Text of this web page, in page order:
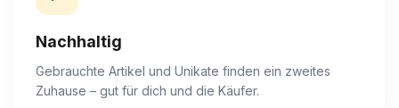
Nachhaltig
Gebrauchte Artikel und Unikate finden ein zweites
Zuhause – gut für dich und die Käufer.